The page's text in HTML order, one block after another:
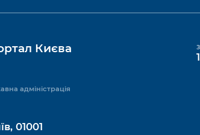
Києва
адміністрація
01001